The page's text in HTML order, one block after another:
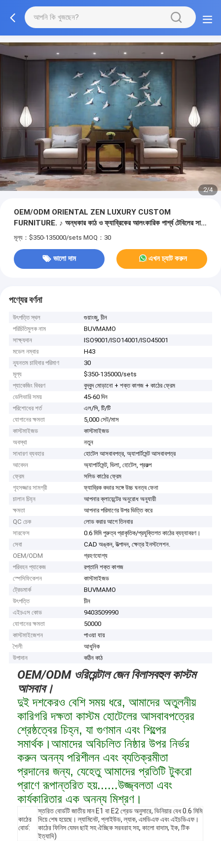
3/4
OEM/ODM ORIENTAL ZEN LUXURY CUSTOM
FURNITURE. ♪ অন্ধকার কাঠ ও ফ্যাব্রিকের আলংকারিক পার্শ্ব টেবিলের সাথে
আলংকারিক সিট চেয়ার হোটেলের ভিআইপি রুম এবং প্রাইভেট ক্লাবহাউসের জন্য
মূল্য：$350-135000/sets MOQ：30
ভালো দাম এখন চ্যাট করুন
পণ্যের বর্ণনা
উৎপত্তি স্থল
গুয়াংজু, চীন
পরিচিতিমুলক নাম
BUVMAMO
সাক্ষ্যদান
ISO9001/ISO14001/ISO45001
মডেল নম্বার
H43
ন্যূনতম চাহিদার পরিমাণ
30
মূল্য
$350-135000/sets
প্যাকেজিং বিবরণ
বুদ্বুদ মোড়ানো + শক্ত কাগজ + কাঠের ফ্রেম
ডেলিভারি সময়
45-60 দিন
পরিশোধের শর্ত
এল/সি, টি/টি
যোগানের ক্ষমতা
5,000 সেট/মাস
কাস্টমাইজড
কাস্টমাইজড
অবস্থা
নতুন
সাধারণ ব্যবহার
হোটেল আসবাবপত্র, অ্যাপার্টমেন্ট আসবাবপত্র
আবেদন
অ্যাপার্টমেন্ট, ভিলা, হোটেল, প্রকল্প
ফ্রেম
সলিড কাঠের ফ্রেম
গৃহসজ্জার সামগ্রী
ফ্যাব্রিক কভার সঙ্গে উচ্চ ঘনত্ব ফেনা
চালান চিহ্ন
আপনার ক্লায়েন্টের অনুরোধ অনুযায়ী
ক্ষমতা
আপনার পরিমাণের উপর ভিত্তি করে
QC চেক
লোড করার আগে তিনবার
সারফেস
0.6 মিমি পুরুত্ব প্রাকৃতিক/প্রযুক্তিগত কাঠের ব্যহ্যাবরণ।
সেবা
CAD অঙ্কন, উত্পাদন, ক্ষেত্র ইনস্টলেশন.
OEM/ODM
গ্রহণযোগ্য
পরিবহন প্যাকেজ
রপ্তানি শক্ত কাগজ
স্পেসিফিকেশন
কাস্টমাইজড
ট্রেডমার্ক
BUVMAMO
উৎপত্তি
চীন
এইচএস কোড
9403509990
যোগানের ক্ষমতা
50000
কাস্টমাইজেশন
পাওয়া যায়
শৈলী
আধুনিক
উপাদান
কঠিন কাঠ
OEM/ODM ওরিয়েন্টাল জেন বিলাসবহুল কাস্টম
আসবাব।
দুই দশকেরও বেশি সময় ধরে, আমাদের অতুলনীয়
কারিগরি দক্ষতা কাস্টম হোটেলের আসবাবপত্রের
শ্রেষ্ঠত্বের চিহ্ন, যা গুণমান এবং শিল্পের
সমার্থক।আমাদের অবিচলিত নিষ্ঠার উপর নির্ভর
করুন অনন্য পরিশীলন এবং ব্যতিক্রমীতা
প্রদানের জন্য, যেহেতু আমাদের প্রতিটি টুকরো
প্রাণে রূপান্তরিত হয়......উজ্জ্বলতা এবং
কার্যকারিতার এক অনন্য মিশ্রণ।
কাঠের
বোর্ড:
স্তরিত বোর্ডটি জাতীয় মান E1 বা E2 গ্রেড অনুসারে, ভিনিয়ার বেধ 0.6 মিমি
দিয়ে শেষ হয়েছে। ল্যামিনেট, প্লাইউড, ল্যাক, এমডিএফ এবং এইচডিএফ।
কাঠের ফিনিস যেমন ছাই সহ ঐচ্ছিক সরবরাহ সহ, কালো বাদাম, ইক, টিক
ইত্যাদি)